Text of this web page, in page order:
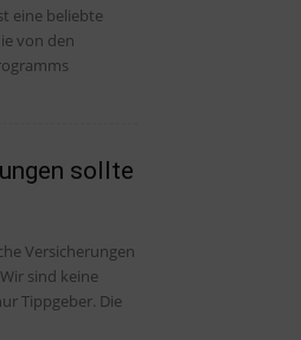
eine beliebte
von den
sollte
Versicherungen
sind keine
Tippgeber. Die